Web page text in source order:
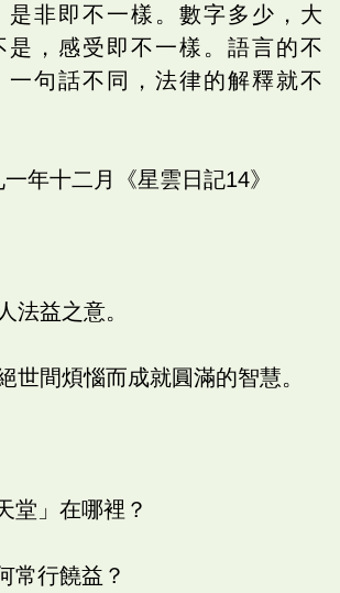
是非即不一樣。數字多少，大
是，感受即不一樣。語言的不
一句話不同，法律的解釋就不
年十二月《星雲日記14》
法益之意。
世間煩惱而成就圓滿的智慧。
堂」在哪裡？
常行饒益？